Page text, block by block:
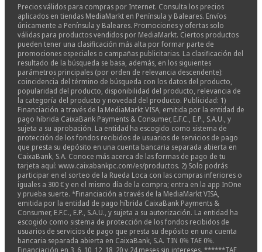
Precios válidos para compras por Internet. Consulta los precios
aplicados en tiendas MediaMarkt en Península y Baleares. Envíos
únicamente a Península y Baleares. Promociones y ofertas solo
válidas para productos vendidos por MediaMarkt. Ciertos productos
pueden tener una clasificación más alta por formar parte de
promociones especiales o campañas publicitarias. La clasificación del
resultado de la búsqueda se basa, además, en los siguientes
parámetros principales (por orden de relevancia descendente):
coincidencia del término de búsqueda con los datos del producto,
popularidad del producto, disponibilidad del producto, relevancia de
la categoría del producto y novedad del producto. Publicidad: 1)
Financiación a través de la MediaMarkt VISA, emitida por la entidad de
pago híbrida CaixaBank Payments & Consumer, E.F.C., E.P., S.A.U., y
sujeta a su aprobación. La entidad ha escogido como sistema de
protección de los fondos recibidos de usuarios de servicios de pago
que presta su depósito en una cuenta bancaria separada abierta en
CaixaBank, S.A. Conoce más acerca de las formas de pago de tu
tarjeta aquí: www.caixabankpc.com/es/productos. 2) Solo podrás
participar en el sorteo de la Rueda Loca con las compras inferiores o
iguales a 300 € y en el mismo día de la compra; entra en la app InOne
y prueba suerte. *Financiación a través de la MediaMarkt VISA,
emitida por la entidad de pago híbrida CaixaBank Payments &
Consumer, E.F.C., E.P., S.A.U., y sujeta a su autorización. La entidad ha
escogido como sistema de protección de los fondos recibidos de
usuarios de servicios de pago que presta su depósito en una cuenta
bancaria separada abierta en CaixaBank, S.A. TIN 0% TAE 0%.